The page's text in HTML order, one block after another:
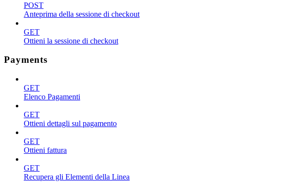
POST
Anteprima della sessione di checkout
GET
Ottieni la sessione di checkout
Payments
GET
Elenco Pagamenti
GET
Ottieni dettagli sul pagamento
GET
Ottieni fattura
GET
Recupera gli Elementi della Linea